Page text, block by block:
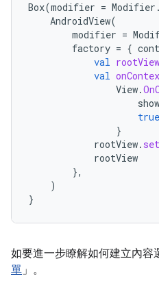
Box(modifier = Modifier .
AndroidView(
modifier =
factory = {
val rootView
val
View.
true
}
rootView.
rootView
},
)
}
如要進一步瞭解如何建立內容
單」。